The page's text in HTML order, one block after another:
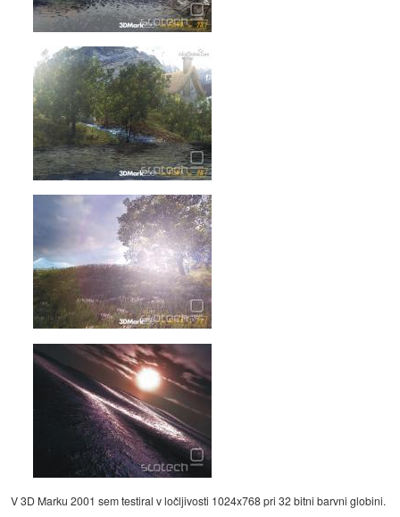
V 3D Marku 2001 sem testiral v ločljivosti 1024x768 pri 32 bitni barvni globini.